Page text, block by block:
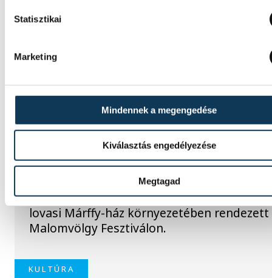
Statisztikai
Marketing
Mindennek a megengedése
Kiválasztás engedélyezése
Megtagad
KULTÚRA
A magyar dzsessz- és
kiemelkedő előadói lépnek
az augusztus 13-án kezdődő
Malomvölgy Fesztiválon
A magyar dzsessz- és világzene kiemelkedő
előadói lépnek fel az augusztus 13-15.
lovasi Márffy-ház környezetében rendezett
Malomvölgy Fesztiválon.
KULTÚRA